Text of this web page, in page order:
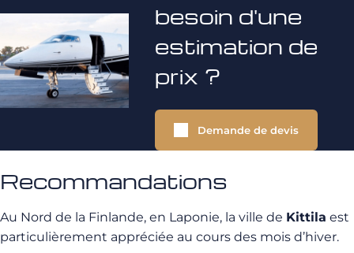
besoin d'une
estimation de
prix ?
Demande de devis
Recommandations
Au Nord de la Finlande, en Laponie, la ville de Kittila est
particulièrement appréciée au cours des mois d’hiver.